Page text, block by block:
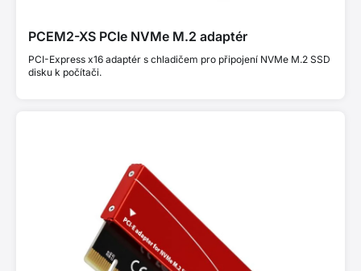
PCEM2-XS PCIe NVMe M.2 adaptér
PCI-Express x16 adaptér s chladičem pro připojení NVMe M.2 SSD
disku k počítači.